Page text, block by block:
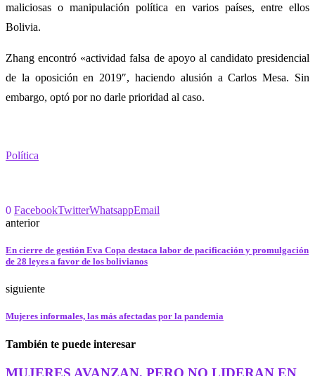
maliciosas o manipulación política en varios países, entre ellos
Bolivia.
Zhang encontró «actividad falsa de apoyo al candidato presidencial
de la oposición en 2019″, haciendo alusión a Carlos Mesa. Sin
embargo, optó por no darle prioridad al caso.
Política
0 FacebookTwitterWhatsappEmail
anterior
En cierre de gestión Eva Copa destaca labor de pacificación y promulgación
de 28 leyes a favor de los bolivianos
siguiente
Mujeres informales, las más afectadas por la pandemia
También te puede interesar
MUJERES AVANZAN, PERO NO LIDERAN EN